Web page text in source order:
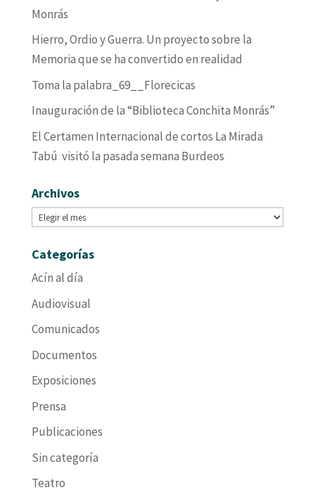
Monrás
Hierro, Ordio y Guerra. Un proyecto sobre la
Memoria que se ha convertido en realidad
Toma la palabra_69__Florecicas
Inauguración de la “Biblioteca Conchita Monrás”
El Certamen Internacional de cortos La Mirada
Tabú visitó la pasada semana Burdeos
Archivos
Archivos
Categorías
Acín al día
Audiovisual
Comunicados
Documentos
Exposiciones
Prensa
Publicaciones
Sin categoría
Teatro